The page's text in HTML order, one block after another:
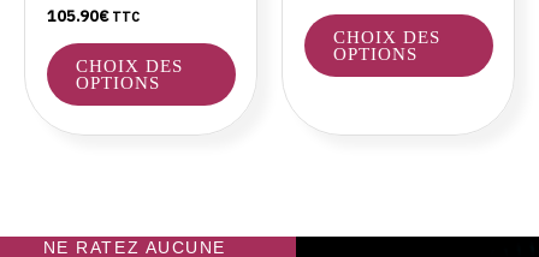
105.90€ TTC
CHOIX DES
OPTIONS
du
produit
CHOIX DES
OPTIONS
page
NE RATEZ AUCUNE